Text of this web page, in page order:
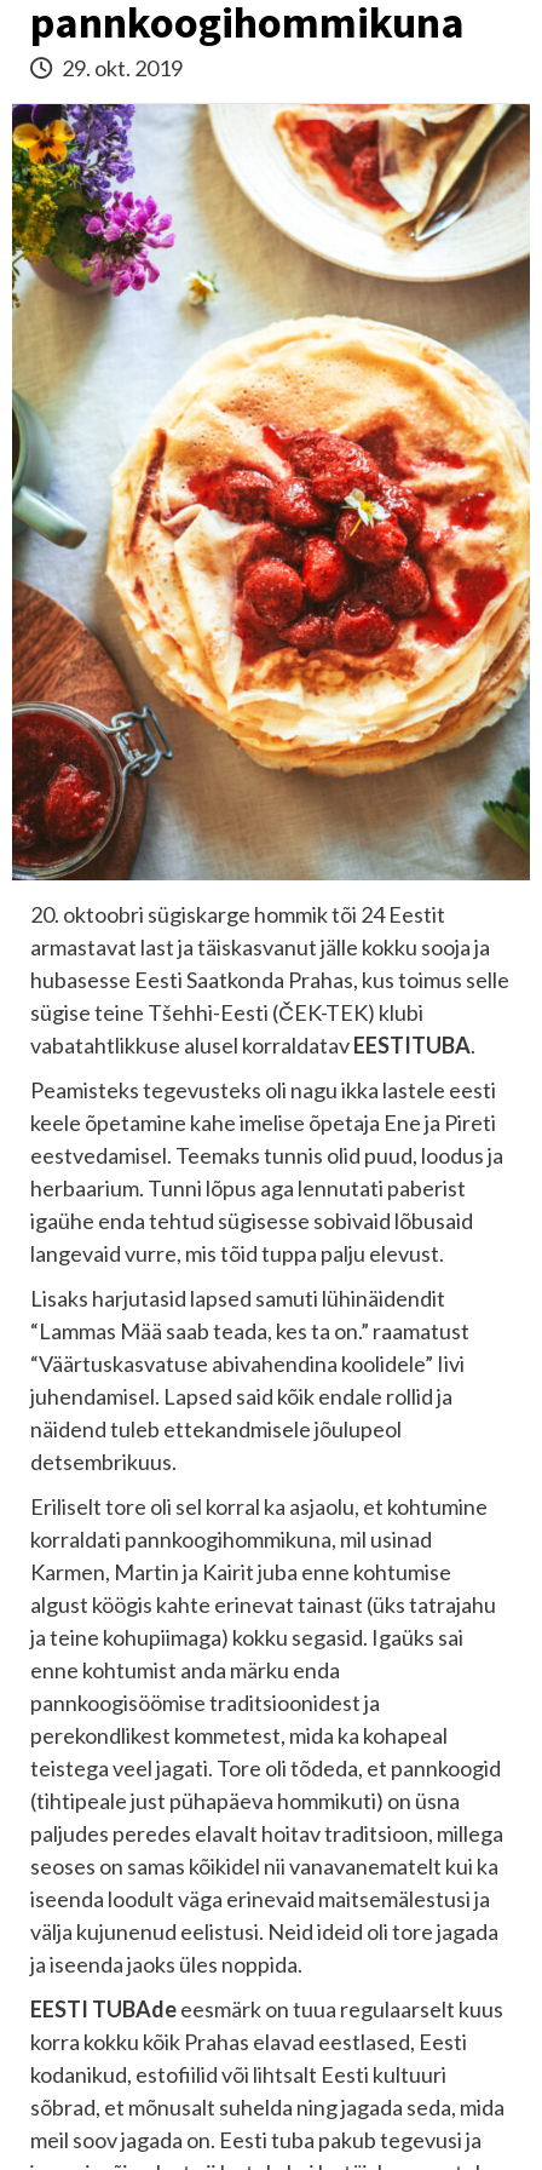
pannkoogihommikuna
29. okt. 2019
20. oktoobri sügiskarge hommik tõi 24 Eestit
armastavat last ja täiskasvanut jälle kokku sooja ja
hubasesse Eesti Saatkonda Prahas, kus toimus selle
sügise teine Tšehhi-Eesti (ČEK-TEK) klubi
vabatahtlikkuse alusel korraldatavEESTITUBA.
Peamisteks tegevusteks oli nagu ikka lastele eesti
keele õpetamine kahe imelise õpetaja Ene ja Pireti
eestvedamisel. Teemaks tunnis olid puud, loodus ja
herbaarium. Tunni lõpus aga lennutati paberist
igaühe enda tehtud sügisesse sobivaid lõbusaid
langevaid vurre, mis tõid tuppa palju elevust.
Lisaks harjutasid lapsed samuti lühinäidendit
“Lammas Mää saab teada, kes ta on.” raamatust
“Väärtuskasvatuse abivahendina koolidele” Iivi
juhendamisel. Lapsed said kõik endale rollid ja
näidend tuleb ettekandmisele jõulupeol
detsembrikuus.
Eriliselt tore oli sel korral ka asjaolu, et kohtumine
korraldati pannkoogihommikuna, mil usinad
Karmen, Martin ja Kairit juba enne kohtumise
algust köögis kahte erinevat tainast (üks tatrajahu
ja teine kohupiimaga) kokku segasid. Igaüks sai
enne kohtumist anda märku enda
pannkoogisöömise traditsioonidest ja
perekondlikest kommetest, mida ka kohapeal
teistega veel jagati. Tore oli tõdeda, et pannkoogid
(tihtipeale just pühapäeva hommikuti) on üsna
paljudes peredes elavalt hoitav traditsioon, millega
seoses on samas kõikidel nii vanavanematelt kui ka
iseenda loodult väga erinevaid maitsemälestusi ja
välja kujunenud eelistusi. Neid ideid oli tore jagada
ja iseenda jaoks üles noppida.
EESTI TUBAdeeesmärk on tuua regulaarselt kuus
korra kokku kõik Prahas elavad eestlased, Eesti
kodanikud, estofiilid või lihtsalt Eesti kultuuri
sõbrad, et mõnusalt suhelda ning jagada seda, mida
meil soov jagada on. Eesti tuba pakub tegevusi ja